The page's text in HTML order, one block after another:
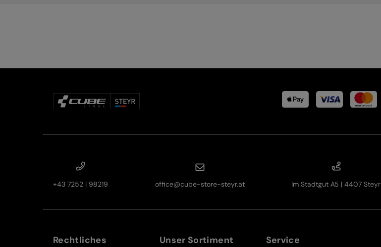
+43 7252 | 98219 office@cube-store-steyr.at Im Stadtgut A5 | 4407 Steyr
Rechtliches Unser Sortiment Service